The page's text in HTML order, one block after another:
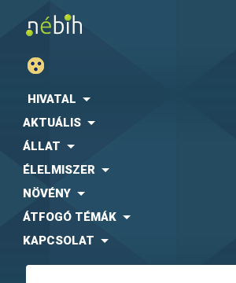
HIVATAL
AKTUÁLIS
ÁLLAT
ÉLELMISZER
NÖVÉNY
ÁTFOGÓ TÉMÁK
KAPCSOLAT